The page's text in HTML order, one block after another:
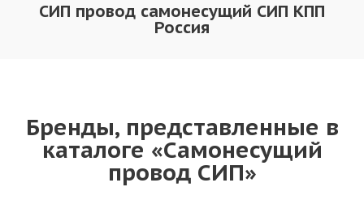
СИП провод самонесущий СИП КПП
Россия
Бренды, представленные в
каталоге «Самонесущий
провод СИП»